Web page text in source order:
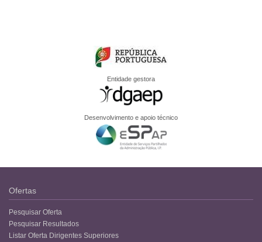
Entidade gestora
Desenvolvimento e apoio técnico
Ofertas
Pesquisar Oferta
Pesquisar Resultados
Listar Oferta Dirigentes Superiores